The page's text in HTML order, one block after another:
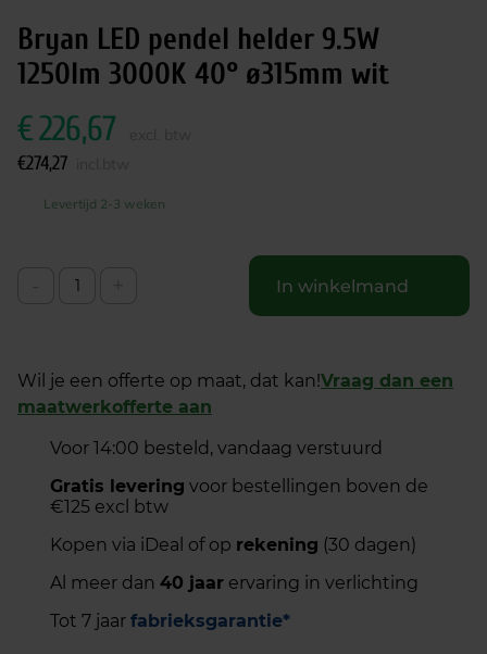
Bryan LED pendel helder 9.5W
1250lm 3000K 40° ø315mm wit
€226,67
€274,27
Levertijd 2-3 weken
In winkelmand
Wil je een offerte op maat, dat kan!Vraag dan een
maatwerkofferte aan
Voor 14:00 besteld, vandaag verstuurd
Gratis levering voor bestellingen boven de
€125 excl btw
Kopen via iDeal of op rekening (30 dagen)
Al meer dan 40 jaar ervaring in verlichting
Tot 7 jaar fabrieksgarantie*